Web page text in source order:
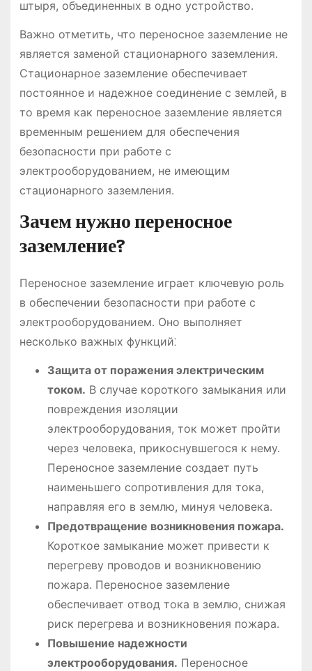
штыря, объединенных в одно устройство.
Важно отметить, что переносное заземление не
является заменой стационарного заземления.
Стационарное заземление обеспечивает
постоянное и надежное соединение с землей, в
то время как переносное заземление является
временным решением для обеспечения
безопасности при работе с
электрооборудованием, не имеющим
стационарного заземления.
Зачем нужно переносное
заземление?
Переносное заземление играет ключевую роль
в обеспечении безопасности при работе с
электрооборудованием. Оно выполняет
несколько важных функций⁚
Защита от поражения электрическим
током. В случае короткого замыкания или
повреждения изоляции
электрооборудования, ток может пройти
через человека, прикоснувшегося к нему.
Переносное заземление создает путь
наименьшего сопротивления для тока,
направляя его в землю, минуя человека.
Предотвращение возникновения пожара.
Короткое замыкание может привести к
перегреву проводов и возникновению
пожара. Переносное заземление
обеспечивает отвод тока в землю, снижая
риск перегрева и возникновения пожара.
Повышение надежности
электрооборудования. Переносное